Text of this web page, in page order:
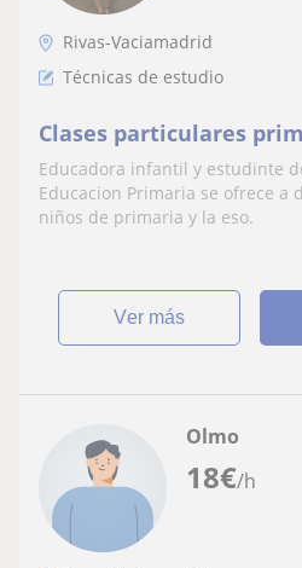
Rivas-Vaciamadrid
Técnicas de estudio
Clases particulares
Educadora infantil y estudinte
Educacion Primaria se ofrece a
niños de primaria y la eso.
ver más
18€/h
Olmo